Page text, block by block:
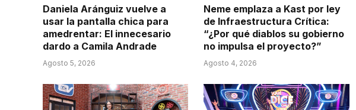
Daniela Aránguiz vuelve a
usar la pantalla chica para
amedrentar: El innecesario
dardo a Camila Andrade
Agosto 5, 2026
Neme emplaza a Kast por ley
de Infraestructura Crítica:
“¿Por qué diablos su gobierno
no impulsa el proyecto?”
Agosto 4, 2026